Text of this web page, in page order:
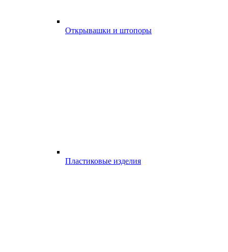
Открывашки и штопоры
Пластиковые изделия